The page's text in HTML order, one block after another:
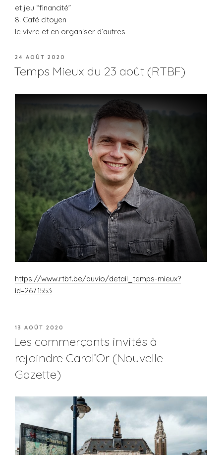
et jeu “financité”
8. Café citoyen
le vivre et en organiser d’autres
PUBLIÉ
LE
24 AOÛT 2020
Temps Mieux du 23 août (RTBF)
https://www.rtbf.be/auvio/detail_temps-mieux?
id=2671553
PUBLIÉ
LE
13 AOÛT 2020
Les commerçants invités à
rejoindre Carol’Or (Nouvelle
Gazette)